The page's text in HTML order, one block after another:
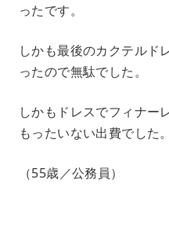
ったです。
しかも最後のカクテルド
ったので無駄でした。
しかもドレスでフィナー
もったいない出費でした。
（55歳／公務員）